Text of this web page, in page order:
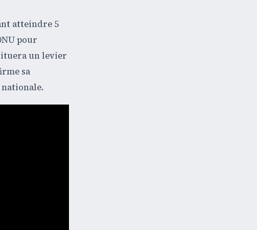
atteindre 5
pour
un levier
sa